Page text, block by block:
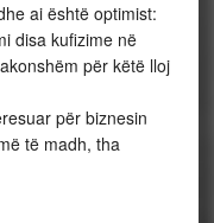
ai është optimist:
disa kufizime në
për këtë lloj
për biznesin
të madh, tha